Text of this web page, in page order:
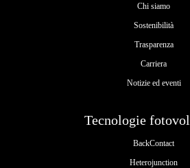
Tecnologie
BackContact
Heterojunction
Chi siamo
Sostenibilità
Trasparenza
Carriera
Notizie ed eventi